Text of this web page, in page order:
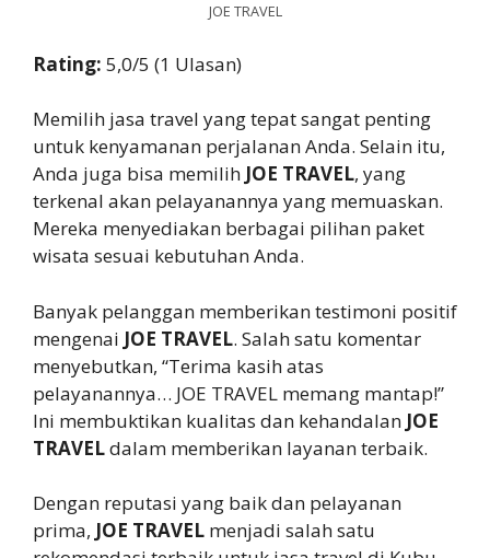
JOE TRAVEL
Rating: 5,0/5 (1 Ulasan)
Memilih jasa travel yang tepat sangat penting
untuk kenyamanan perjalanan Anda. Selain itu,
Anda juga bisa memilih JOE TRAVEL, yang
terkenal akan pelayanannya yang memuaskan.
Mereka menyediakan berbagai pilihan paket
wisata sesuai kebutuhan Anda.
Banyak pelanggan memberikan testimoni positif
mengenai JOE TRAVEL. Salah satu komentar
menyebutkan, “Terima kasih atas
pelayanannya… JOE TRAVEL memang mantap!”
Ini membuktikan kualitas dan kehandalan JOE
TRAVELdalam memberikan layanan terbaik.
Dengan reputasi yang baik dan pelayanan
prima, JOE TRAVEL menjadi salah satu